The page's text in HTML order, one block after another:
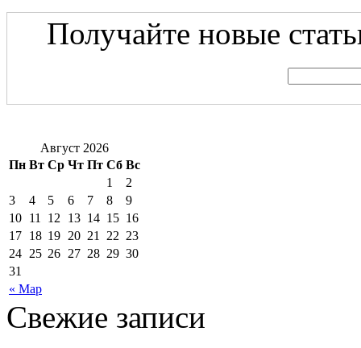
Получайте новые
Август 2026
Пн Вт Ср Чт Пт Сб Вс
« Мар
1
2
3
4 5 6 7 8
9
10 11 12 13 14 15 16
17 18 19 20 21 22 23
24 25 26 27 28 29 30
31
Свежие записи